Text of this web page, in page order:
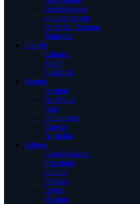
Communiqué
gouvernement
Droit de l’homme
Ministère
Société
Enfance
Santé
Solidarité
Monde
Afrique
Amérique
Asie
Diplomatie
Europe
Australia
Culture
Condoléances
Proximité
Famille
Podcast
Livres
Histoire